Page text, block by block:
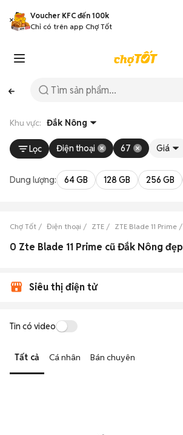
Voucher KFC đến 100k
Chỉ có trên app Chợ Tốt
Khu vực: Đắk Nông
Lọc Điện thoại 67 Giá
Dung lượng: 64 GB 128 GB 256 GB
Chợ Tốt Điện thoại ZTE ZTE Blade 11 Prime
0 Zte Blade 11 Prime cũ Đắk Nông đẹp
Siêu thị điện tử
Tin có video
Tất cả Cá nhân Bán chuyên